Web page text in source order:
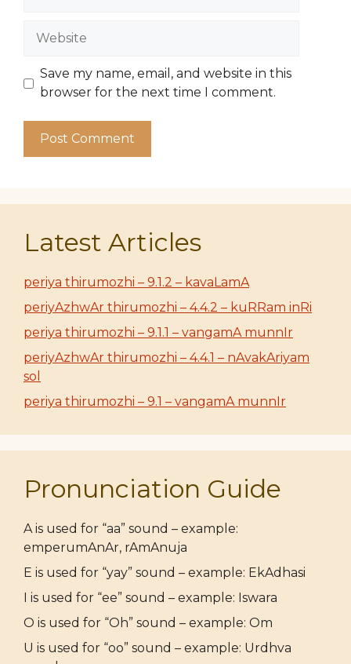
Website
Save my name, email, and website in this
browser for the next time I comment.
Latest Articles
periya thirumozhi – 9.1.2 – kavaLamA
periyAzhwAr thirumozhi – 4.4.2 – kuRRam inRi
periya thirumozhi – 9.1.1 – vangamA munnIr
periyAzhwAr thirumozhi – 4.4.1 – nAvakAriyam
sol
periya thirumozhi – 9.1 – vangamA munnIr
Pronunciation Guide
A is used for “aa” sound – example:
emperumAnAr, rAmAnuja
E is used for “yay” sound – example: EkAdhasi
I is used for “ee” sound – example: Iswara
O is used for “Oh” sound – example: Om
U is used for “oo” sound – example: Urdhva